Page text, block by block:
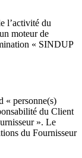
l’activité du
moteur de
« SINDUP
« personne(s)
du Client
». Le
du Fournisseur